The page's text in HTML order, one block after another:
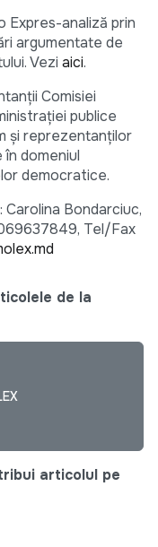
Expres-analiză prin
argumentate de
Vezi aici.
Comisiei
publice
și reprezentanților
domeniul
democratice.
Bondarciuc,
Tel/Fax
de la
articolul pe